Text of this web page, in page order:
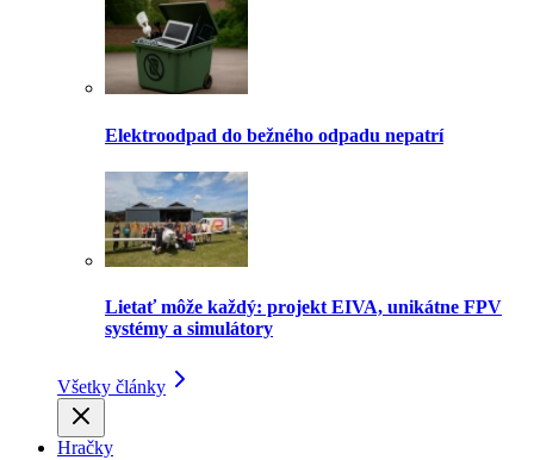
Elektroodpad do bežného odpadu nepatrí
Lietať môže každý: projekt EIVA, unikátne FPV
systémy a simulátory
Všetky články
Hračky